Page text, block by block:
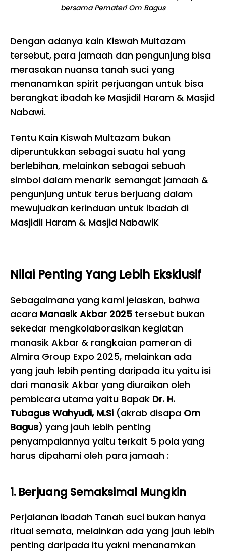
bersama Pemateri Om Bagus
Dengan adanya kain Kiswah Multazam
tersebut, para jamaah dan pengunjung bisa
merasakan nuansa tanah suci yang
menanamkan spirit perjuangan untuk bisa
berangkat ibadah ke Masjidil Haram & Masjid
Nabawi.
Tentu Kain Kiswah Multazam bukan
diperuntukkan sebagai suatu hal yang
berlebihan, melainkan sebagai sebuah
simbol dalam menarik semangat jamaah &
pengunjung untuk terus berjuang dalam
mewujudkan kerinduan untuk ibadah di
Masjidil Haram & Masjid NabawiK
Nilai Penting Yang Lebih Eksklusif
Sebagaimana yang kami jelaskan, bahwa
acara Manasik Akbar 2025 tersebut bukan
sekedar mengkolaborasikan kegiatan
manasik Akbar & rangkaian pameran di
Almira Group Expo 2025, melainkan ada
yang jauh lebih penting daripada itu yaitu isi
dari manasik Akbar yang diuraikan oleh
pembicara utama yaitu Bapak Dr. H.
Tubagus Wahyudi, M.Si (akrab disapa Om
Bagus) yang jauh lebih penting
penyampaiannya yaitu terkait 5 pola yang
harus dipahami oleh para jamaah :
1. Berjuang Semaksimal Mungkin
Perjalanan ibadah Tanah suci bukan hanya
ritual semata, melainkan ada yang jauh lebih
penting daripada itu yakni menanamkan